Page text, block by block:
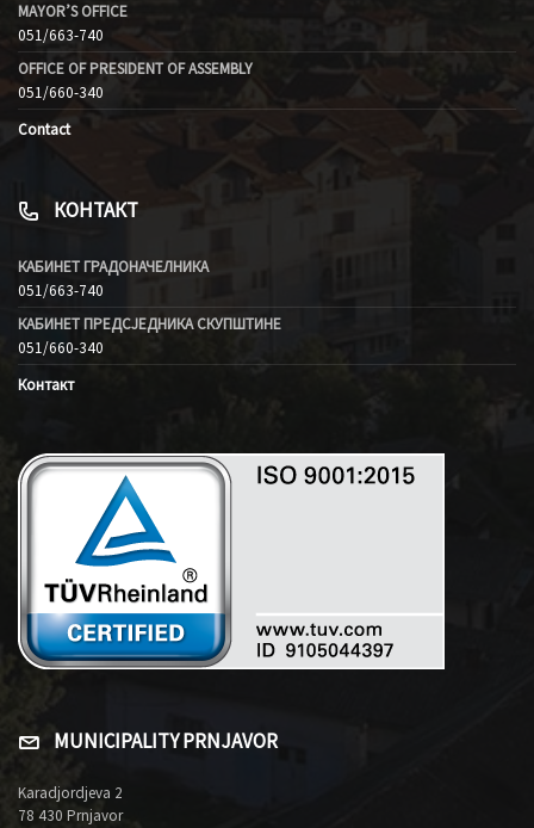
MAYOR’S OFFICE
051/663-740
OFFICE OF PRESIDENT OF ASSEMBLY
051/660-340
Contact
КОНТАКТ
КАБИНЕТ ГРАДОНАЧЕЛНИКА
051/663-740
КАБИНЕТ ПРЕДСЈЕДНИКА СКУПШТИНЕ
051/660-340
Контакт
MUNICIPALITY PRNJAVOR
Karadjordjeva 2
78 430 Prnjavor